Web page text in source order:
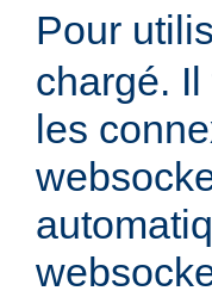
Pour
chargé.
les